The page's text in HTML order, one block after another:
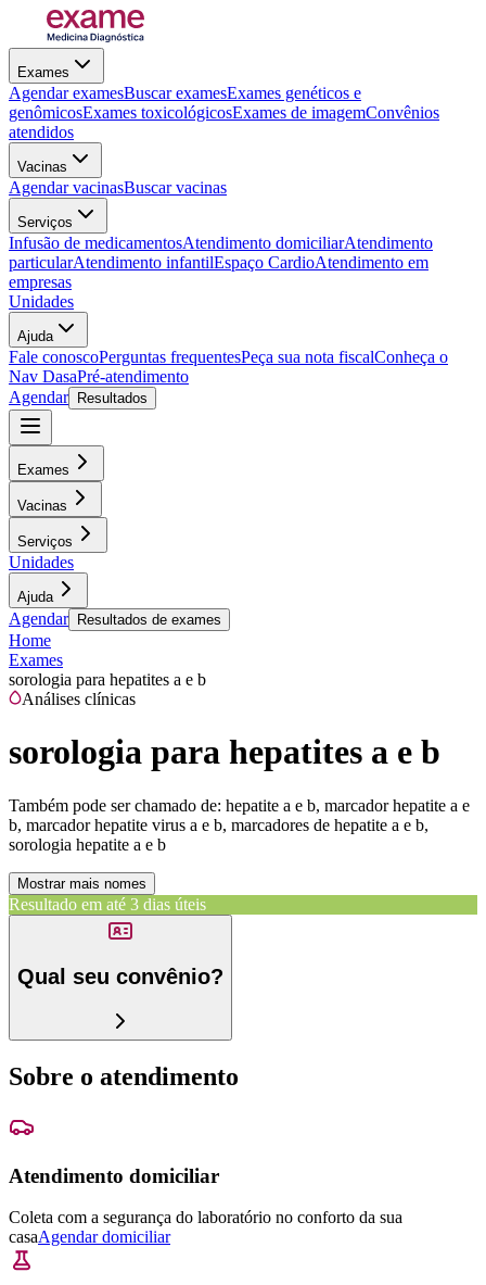
Exames
Agendar examesBuscar examesExames genéticos e
genômicosExames toxicológicosExames de imagemConvênios
atendidos
Vacinas
Agendar vacinasBuscar vacinas
Serviços
Infusão de medicamentosAtendimento domiciliarAtendimento
particularAtendimento infantilEspaço CardioAtendimento em
empresas
Unidades
Ajuda
Fale conoscoPerguntas frequentesPeça sua nota fiscalConheça o
Nav DasaPré-atendimento
Agendar
Resultados
Exames
Vacinas
Serviços
Unidades
Ajuda
Agendar Resultados de exames
Home
Exames
sorologia para hepatites a e b
Análises clínicas
sorologia para hepatites a e b
Também pode ser chamado de: hepatite a e b, marcador hepatite a e
b, marcador hepatite virus a e b, marcadores de hepatite a e b,
sorologia hepatite a e b
Mostrar mais nomes
Resultado em até 3 dias úteis
Qual seu convênio?
Sobre o atendimento
Atendimento domiciliar
Coleta com a segurança do laboratório no conforto da sua
casaAgendar domiciliar